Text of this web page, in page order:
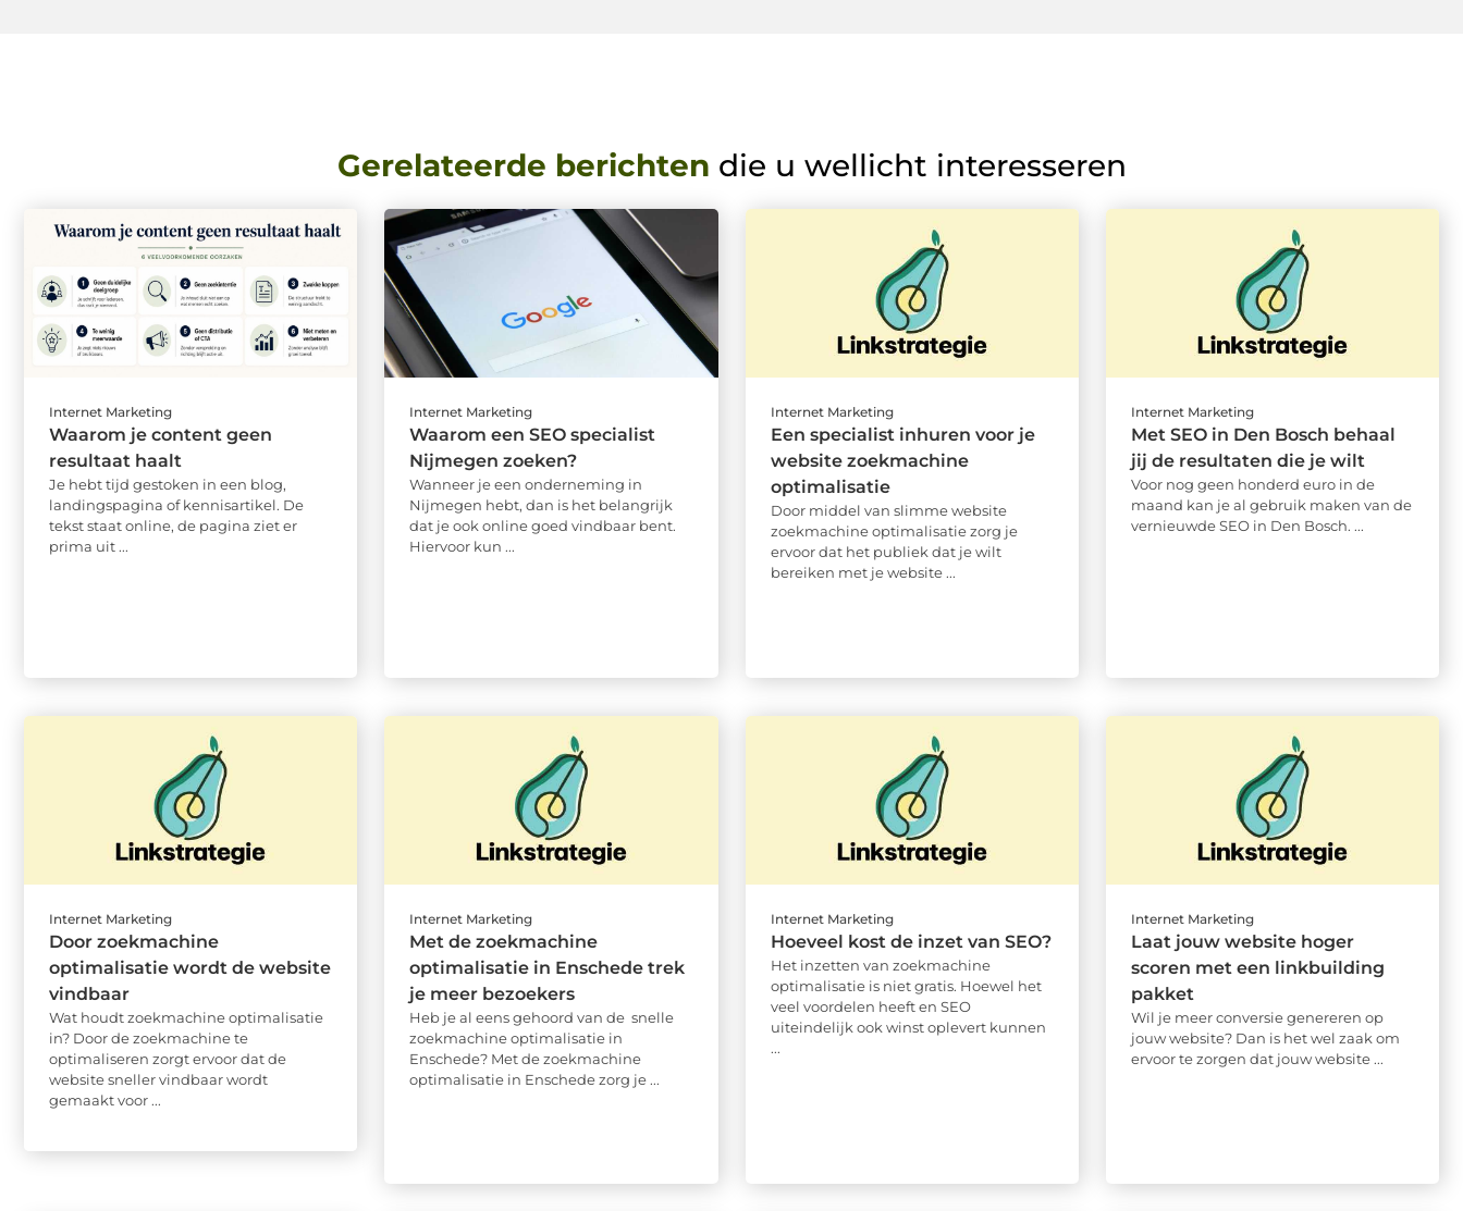
Gerelateerde berichten die u wellicht interesseren
Internet Marketing
Waarom je content geen
resultaat haalt
Je hebt tijd gestoken in een blog,
landingspagina of kennisartikel. De
tekst staat online, de pagina ziet er
prima uit ...
Internet Marketing
Waarom een SEO specialist
Nijmegen zoeken?
Wanneer je een onderneming in
Nijmegen hebt, dan is het belangrijk
dat je ook online goed vindbaar bent.
Hiervoor kun ...
Internet Marketing
Een specialist inhuren voor je
website zoekmachine
optimalisatie
Door middel van slimme website
zoekmachine optimalisatie zorg je
ervoor dat het publiek dat je wilt
bereiken met je website ...
Internet Marketing
Met SEO in Den Bosch behaal
jij de resultaten die je wilt
Voor nog geen honderd euro in de
maand kan je al gebruik maken van de
vernieuwde SEO in Den Bosch. ...
Internet Marketing
Door zoekmachine
optimalisatie wordt de website
vindbaar
Wat houdt zoekmachine optimalisatie
in? Door de zoekmachine te
optimaliseren zorgt ervoor dat de
website sneller vindbaar wordt
gemaakt voor ...
Internet Marketing
Met de zoekmachine
optimalisatie in Enschede trek
je meer bezoekers
Heb je al eens gehoord van de snelle
zoekmachine optimalisatie in
Enschede? Met de zoekmachine
optimalisatie in Enschede zorg je ...
Internet Marketing
Hoeveel kost de inzet van SEO?
Het inzetten van zoekmachine
optimalisatie is niet gratis. Hoewel het
veel voordelen heeft en SEO
uiteindelijk ook winst oplevert kunnen
...
Internet Marketing
Laat jouw website hoger
scoren met een linkbuilding
pakket
Wil je meer conversie genereren op
jouw website? Dan is het wel zaak om
ervoor te zorgen dat jouw website ...